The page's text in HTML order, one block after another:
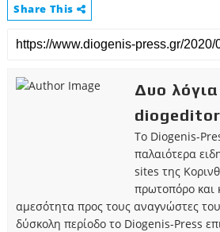
Share This
Δυο
diogeditor
Το Diogenis-
παλαιότερα
sites της
πρωτοπόρο και
αμεσότητα προς τους αναγνώστες
δύσκολη περίοδο το Diogenis-Press